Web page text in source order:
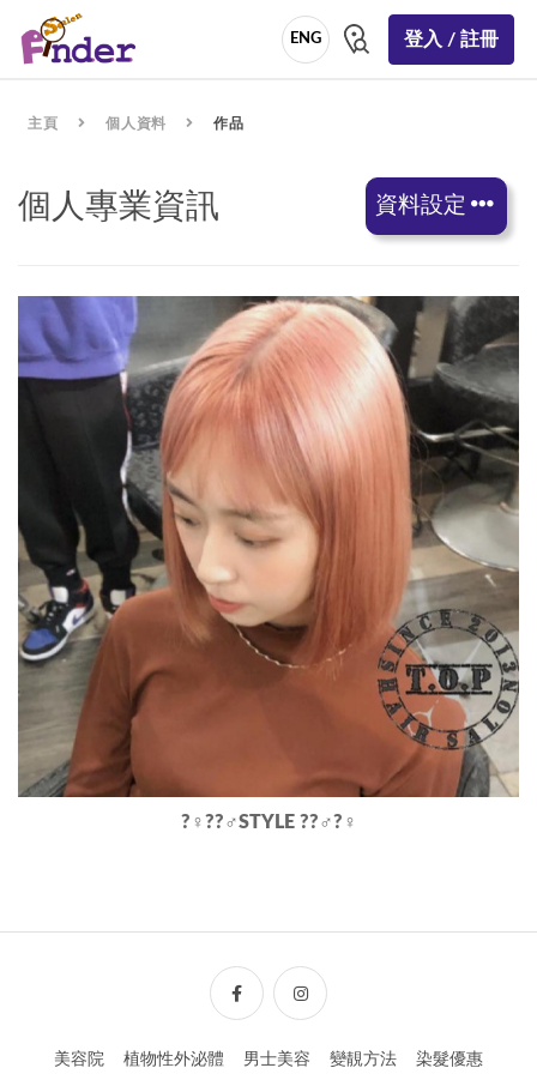
ENG 登入 / 註冊
主頁 個人資料 作品
個人專業資訊 資料設定
?‍♀️??‍♂️STYLE ??‍♂️?‍♀️
美容院 植物性外泌體 男士美容 變靚方法 染髮優惠